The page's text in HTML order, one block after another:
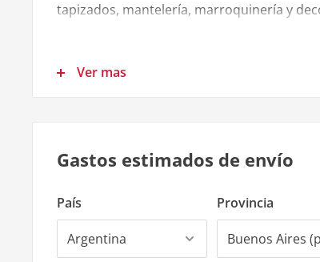
tapizados, mantelería, marroquinería y
- 1.40 mts
Tamaño del rollo:
- 50 mts
Ver mas
Gastos estimados de envío
País Provincia